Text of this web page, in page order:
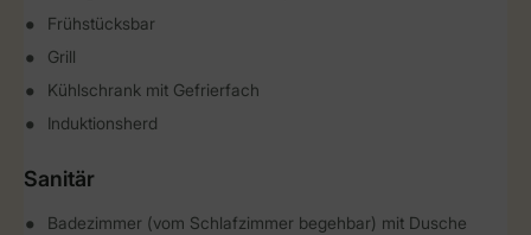
Frühstücksbar
Grill
Kühlschrank mit Gefrierfach
Induktionsherd
Sanitär
Badezimmer (vom Schlafzimmer begehbar) mit Dusche